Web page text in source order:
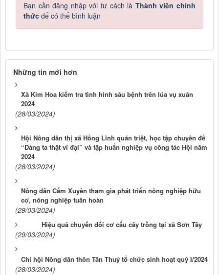
Bạn cần đăng nhập với tư cách là Thành viên chính
thức để có thể bình luận
Những tin mới hơn
Xã Kim Hoa kiểm tra tình hình sâu bệnh trên lúa vụ xuân
2024
(28/03/2024)
Hội Nông dân thị xã Hồng Lĩnh quán triệt, học tập chuyên đề
“Đảng ta thật vĩ đại” và tập huấn nghiệp vụ công tác Hội năm
2024
(28/03/2024)
Nông dân Cẩm Xuyên tham gia phát triển nông nghiệp hữu
cơ, nông nghiệp tuần hoàn
(29/03/2024)
Hiệu quả chuyển đổi cơ cấu cây trồng tại xã Sơn Tây
(29/03/2024)
Chi hội Nông dân thôn Tân Thuỷ tổ chức sinh hoạt quý I/2024
(28/03/2024)